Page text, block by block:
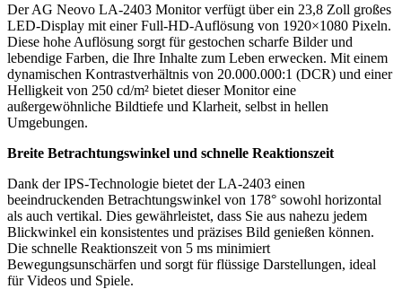
Der AG Neovo LA-2403 Monitor verfügt über ein 23,8 Zoll großes
LED-Display mit einer Full-HD-Auflösung von 1920×1080 Pixeln.
Diese hohe Auflösung sorgt für gestochen scharfe Bilder und
lebendige Farben, die Ihre Inhalte zum Leben erwecken. Mit einem
dynamischen Kontrastverhältnis von 20.000.000:1 (DCR) und einer
Helligkeit von 250 cd/m² bietet dieser Monitor eine
außergewöhnliche Bildtiefe und Klarheit, selbst in hellen
Umgebungen.
Breite Betrachtungswinkel und schnelle Reaktionszeit
Dank der IPS-Technologie bietet der LA-2403 einen
beeindruckenden Betrachtungswinkel von 178° sowohl horizontal
als auch vertikal. Dies gewährleistet, dass Sie aus nahezu jedem
Blickwinkel ein konsistentes und präzises Bild genießen können.
Die schnelle Reaktionszeit von 5 ms minimiert
Bewegungsunschärfen und sorgt für flüssige Darstellungen, ideal
für Videos und Spiele.